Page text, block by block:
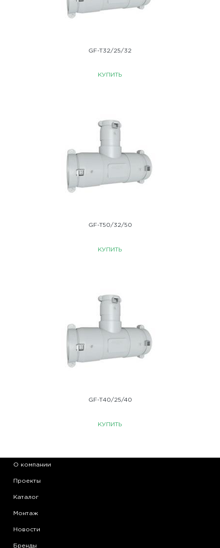
GF-T32/25/32
КУПИТЬ
GF-T50/32/50
КУПИТЬ
GF-T40/25/40
КУПИТЬ
О компании
Проекты
Каталог
Монтаж
Новости
Бренды